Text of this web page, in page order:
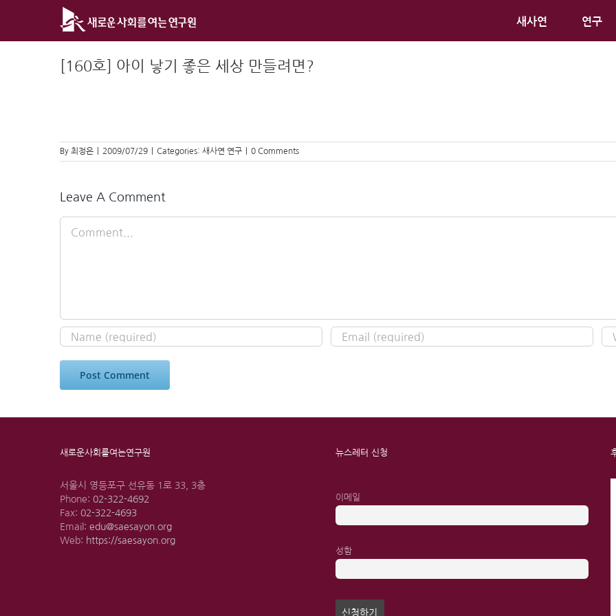
새사연 연구
[160호] 아이 낳기 좋은 세상 만들려면?
By 최정은 2009/07/29 Categories: 새사연 연구 0 Comments
Leave A Comment
새로운사회를여는연구원
서울시 영등포구 선유동 1로 33, 3층
Phone: 02-322-4692
Fax: 02-322-4693
Email: edu@saesayon.org
Web: https://saesayon.org
뉴스레터 신청
이메일
성함